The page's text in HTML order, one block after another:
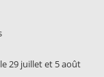
29 juillet et 5 août